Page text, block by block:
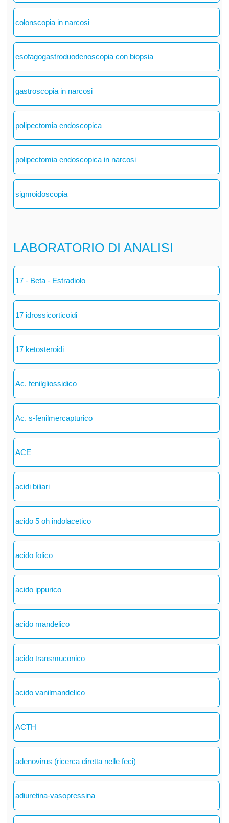
colonscopia in narcosi
esofagogastroduodenoscopia con biopsia
gastroscopia in narcosi
polipectomia endoscopica
polipectomia endoscopica in narcosi
sigmoidoscopia
LABORATORIO DI ANALISI
17 - Beta - Estradiolo
17 idrossicorticoidi
17 ketosteroidi
Ac. fenilgliossidico
Ac. s-fenilmercapturico
ACE
acidi biliari
acido 5 oh indolacetico
acido folico
acido ippurico
acido mandelico
acido transmuconico
acido vanilmandelico
ACTH
adenovirus (ricerca diretta nelle feci)
adiuretina-vasopressina